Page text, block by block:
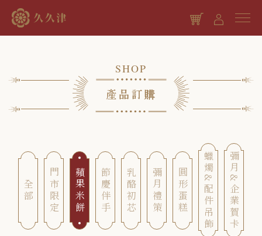
SHOP
全部 門市限定 蘋果米餅 節慶伴手 乳酪初芯 彌月禮策 圓形蛋糕 蠟燭&配件吊飾 彌月&企業賀卡
繼續購物